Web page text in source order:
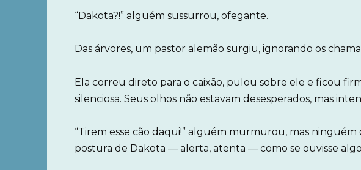
“Dakota?!” alguém sussurrou, ofegante.
Das árvores, um pastor alemão surgiu, ignorando os
Ela correu direto para o caixão, pulou sobre ele e ficou
silenciosa. Seus olhos não estavam desesperados, mas
“Tirem esse cão daqui!” alguém murmurou, mas ninguém
postura de Dakota — alerta, atenta — como se ouvisse